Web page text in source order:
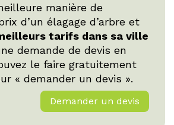
manière de
d’un élagage d’arbre et
tarifs dans sa ville
demande de devis en
le faire gratuitement
« demander un devis ».
Demander un devis